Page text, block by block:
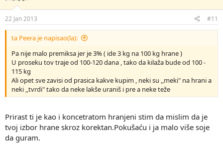
22 Jan 2013 #11
ta Peera je napisao(la):
Pa nije malo premiksa jer je 3% ( ide 3 kg na 100 kg hrane )
U proseku tov traje od 100-120 dana , tako da kilaža bude od 100 -
115 kg
Ali opet sve zavisi od prasica kakve kupim , neki su ,,meki" na hrani a
neki ,,tvrdi" tako da neke lakše uraniš i pre a neke teže
Prirast ti je kao i koncetratom hranjeni stim da mislim da je
tvoj izbor hrane skroz korektan.Pokušaću i ja malo više soje
da guram.